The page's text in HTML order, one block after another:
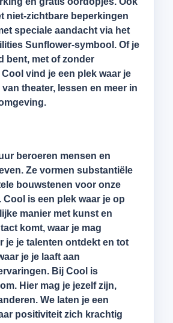
niet-zichtbare beperkingen
speciale aandacht via het
Sunflower-symbool. Of je
bent, met of zonder
vind je een plek waar je
theater, lessen en meer in
beroeren mensen en
Ze vormen substantiële
bouwstenen voor onze
Cool is een plek waar je op
manier met kunst en
komt, waar je mag
je je talenten ontdekt en tot
je je laaft aan
Bij Cool is
Hier mag je jezelf zijn,
We laten je een
positiviteit zich krachtig